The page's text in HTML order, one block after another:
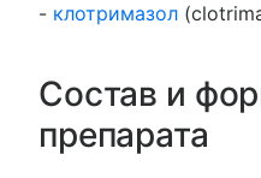
- клотримазол
Состав и
препарата